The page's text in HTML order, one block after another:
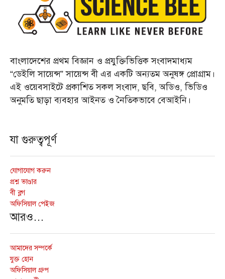
বাংলাদেশের প্রথম বিজ্ঞান ও প্রযুক্তিভিত্তিক সংবাদমাধ্যম
“ডেইলি সায়েন্স” সায়েন্স বী এর একটি অন্যতম অনুষঙ্গ প্রোগ্রাম।
এই ওয়েবসাইটে প্রকাশিত সকল সংবাদ, ছবি, অডিও, ভিডিও
অনুমতি ছাড়া ব্যবহার আইনত ও নৈতিকভাবে বেআইনি।
যা গুরুত্বপূর্ণ
যোগাযোগ করুন
প্রশ্ন ভাণ্ডার
বী ব্লগ
অফিসিয়াল পেইজ
আরও…
আমাদের সম্পর্কে
যুক্ত হোন
অফিসিয়াল গ্রুপ